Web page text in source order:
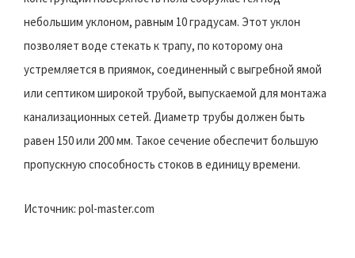
небольшим уклоном, равным 10 градусам. Этот уклон
позволяет воде стекать к трапу, по которому она
устремляется в приямок, соединенный с выгребной ямой
или септиком широкой трубой, выпускаемой для монтажа
канализационных сетей. Диаметр трубы должен быть
равен 150 или 200 мм. Такое сечение обеспечит большую
пропускную способность стоков в единицу времени.
Источник: pol-master.com